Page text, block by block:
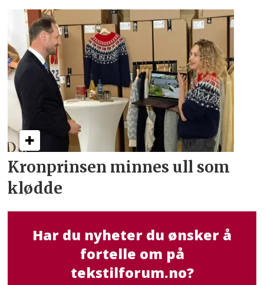
Kronprinsen minnes ull som
klødde
Har du nyheter du ønsker å
fortelle om på
tekstilforum.no?